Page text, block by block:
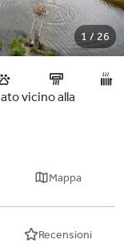
1 / 26
vicino alla
Mappa
Recensioni